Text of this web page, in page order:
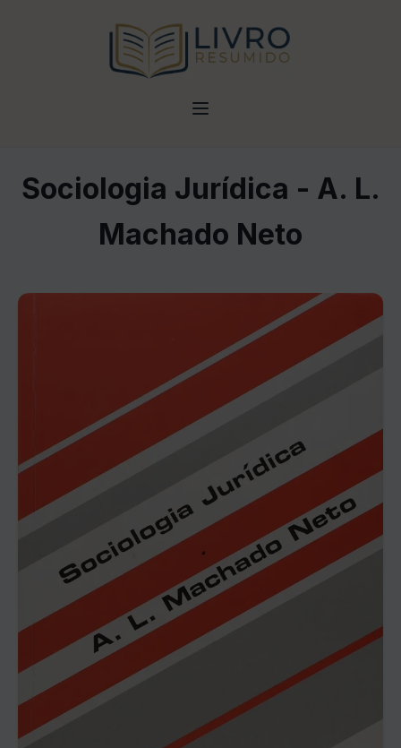
Sociologia Jurídica - A. L.
Machado Neto